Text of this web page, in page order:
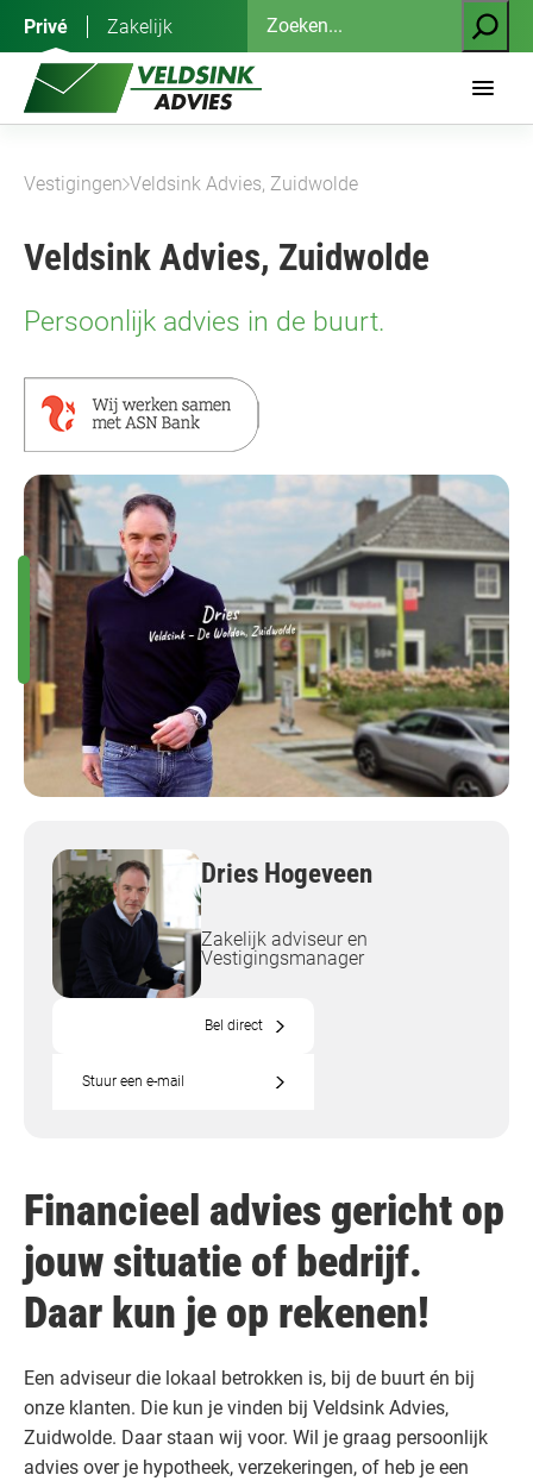
inhoud
Privé Zakelijk
Zoeken
Vestigingen Veldsink Advies, Zuidwolde
Veldsink Advies, Zuidwolde
Persoonlijk advies in de buurt.
Dries Hogeveen
Zakelijk adviseur en
Vestigingsmanager
Bel direct
Stuur een e-mail
Financieel advies gericht op
jouw situatie of bedrijf.
Daar kun je op rekenen!
Een adviseur die lokaal betrokken is, bij de buurt én bij
onze klanten. Die kun je vinden bij Veldsink Advies,
Zuidwolde. Daar staan wij voor. Wil je graag persoonlijk
advies over je hypotheek, verzekeringen, of heb je een